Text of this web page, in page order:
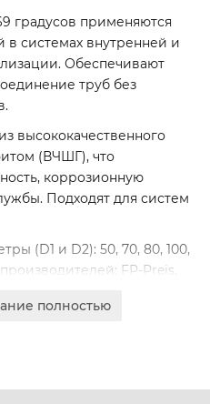
градусов применяются
в системах внутренней и
Обеспечивают
труб без
высококачественного
(ВЧШГ), что
коррозионную
Подходят для систем
(D1 и D2): 50, 70, 80, 100,
FP-Preis,
полностью